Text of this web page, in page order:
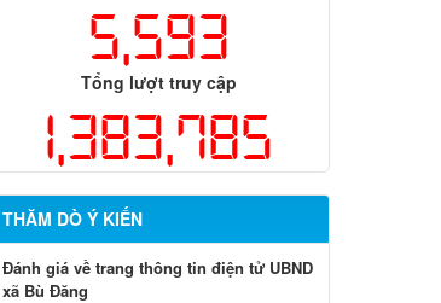
5,593
Tổng lượt truy cập
1,383,785
THĂM DÒ Ý KIẾN
Đánh giá về trang thông tin điện tử UBND
xã Bù Đăng